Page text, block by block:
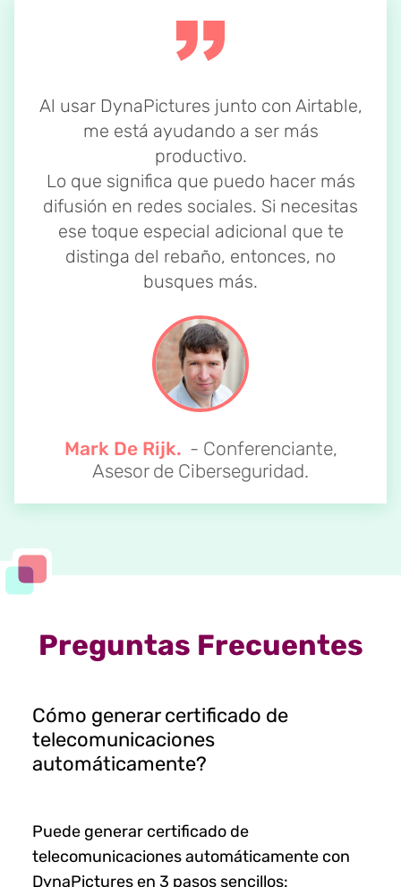
Al usar DynaPictures junto con Airtable,
me está ayudando a ser más
productivo.
Lo que significa que puedo hacer más
difusión en redes sociales. Si necesitas
ese toque especial adicional que te
distinga del rebaño, entonces, no
busques más.
Mark De Rijk. - Conferenciante,
Asesor de Ciberseguridad.
Preguntas Frecuentes
Cómo generar certificado de
telecomunicaciones
automáticamente?
Puede generar certificado de
telecomunicaciones automáticamente con
DynaPictures en 3 pasos sencillos: